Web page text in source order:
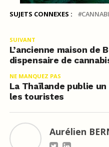
SUJETS CONNEXES :
SUIVANT
L’ancienne maison de
dispensaire de
NE MANQUEZ PAS
La Thaïlande publie
les touristes
Aurélien